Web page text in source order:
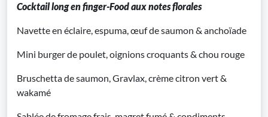
Cocktail long en finger-Food aux notes florales
Navette en éclaire, espuma, œuf de saumon & anchoïade
Mini burger de poulet, oignions croquants & chou rouge
Bruschetta de saumon, Gravlax, crème citron vert &
wakamé